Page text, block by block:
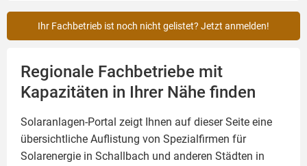
Ihr Fachbetrieb ist noch nicht gelistet? Jetzt anmelden!
Regionale Fachbetriebe mit
Kapazitäten in Ihrer Nähe finden
Solaranlagen-Portal zeigt Ihnen auf dieser Seite eine
übersichtliche Auflistung von Spezialfirmen für
Solarenergie in Schallbach und anderen Städten in